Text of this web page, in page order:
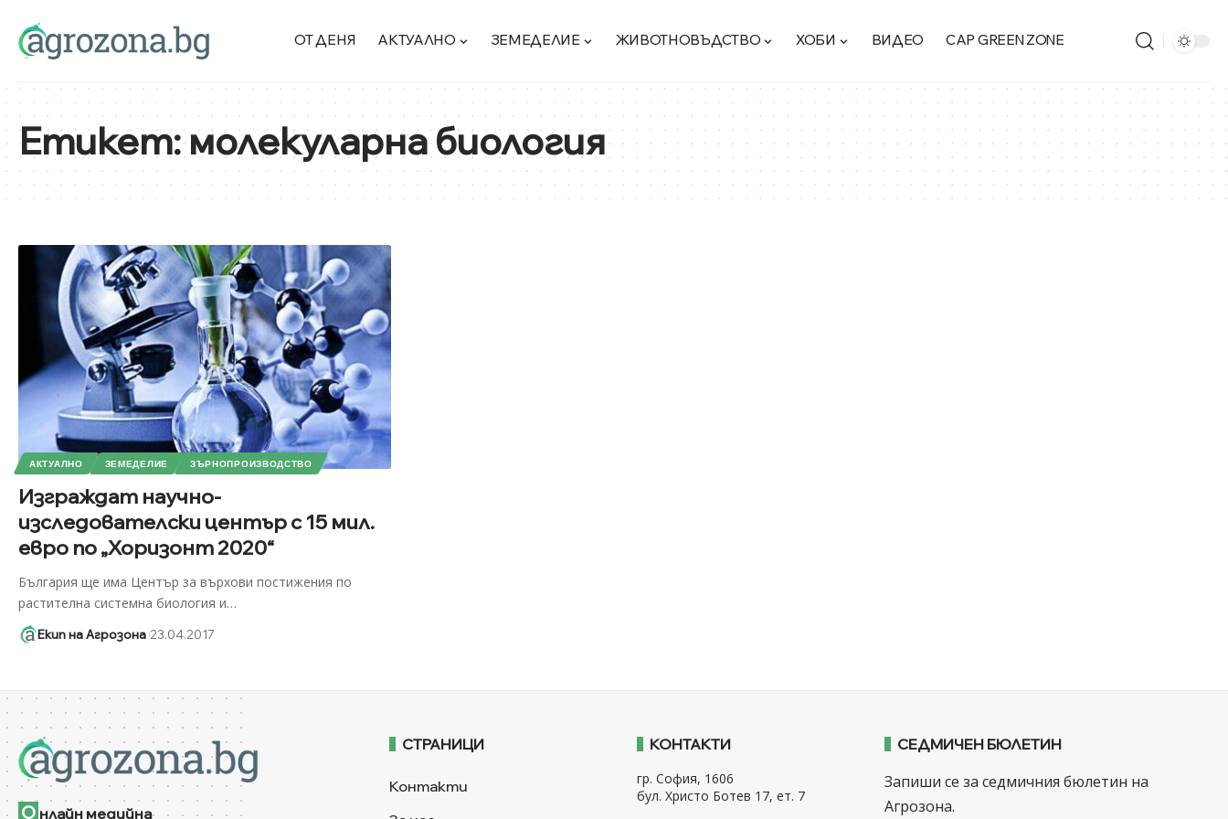
ОТ ДЕНЯ АКТУАЛНО ЗЕМЕДЕЛИЕ ЖИВОТНОВЪДСТВО ХОБИ ВИДЕО CAP GREEN ZONE
Етикет:молекуларна биология
АКТУАЛНО ЗЕМЕДЕЛИЕ ЗЪРНОПРОИЗВОДСТВО
Изграждат научно-
изследователски център с 15 мил.
евро по „Хоризонт 2020“
България ще има Център за върхови постижения по
растителна системна биология и…
Екип на Агрозона 23.04.2017
О нлайн медийна
СТРАНИЦИ
Контакти
КОНТАКТИ
гр. София, 1606
бул. Христо Ботев 17, ет. 7
СЕДМИЧЕН БЮЛЕТИН
Запиши се за седмичния бюлетин на
Агрозона.